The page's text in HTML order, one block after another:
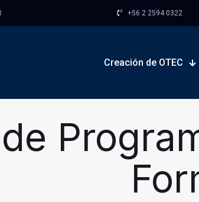
+56 2 2594 0322
Creación de OTEC